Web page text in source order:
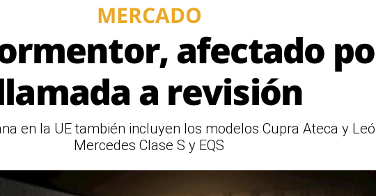
MERCADO
afectado
a revisión
en la UE también incluyen los modelos Cupra Ateca y
Mercedes Clase S y EQS